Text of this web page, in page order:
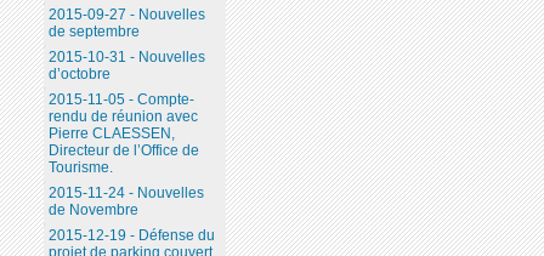
2015-09-27 - Nouvelles
de septembre
2015-10-31 - Nouvelles
d’octobre
2015-11-05 - Compte-
rendu de réunion avec
Pierre CLAESSEN,
Directeur de l’Office de
Tourisme.
2015-11-24 - Nouvelles
de Novembre
2015-12-19 - Défense du